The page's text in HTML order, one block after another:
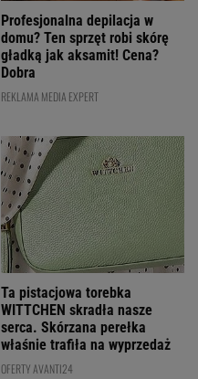
Profesjonalna depilacja w
domu? Ten sprzęt robi skórę
gładką jak aksamit! Cena?
Dobra
REKLAMA MEDIA EXPERT
Ta pistacjowa torebka
WITTCHEN skradła nasze
serca. Skórzana perełka
właśnie trafiła na wyprzedaż
OFERTY AVANTI24